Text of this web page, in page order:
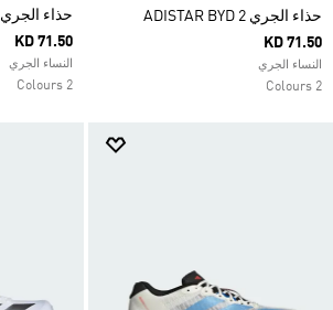
حذاء الجري ADISTAR BYD 2
KD 71.50
النساء الجري
2 Colours
حذاء الجري ADISTAR BYD 2
KD 71.50
النساء الجري
2 Colours